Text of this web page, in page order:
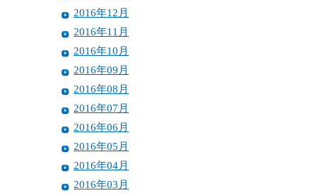
2016年12月
2016年11月
2016年10月
2016年09月
2016年08月
2016年07月
2016年06月
2016年05月
2016年04月
2016年03月